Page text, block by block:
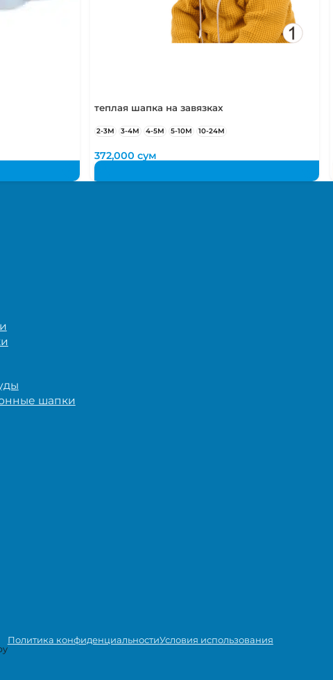
теплая шапка на завязках
2-3М 3-4М 4-5М 5-10М 10-24М
372,000 сум
шапки
Политика конфиденциальностиУсловия использования